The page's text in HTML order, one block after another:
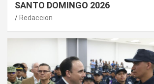
SANTO DOMINGO 2026
Redaccion